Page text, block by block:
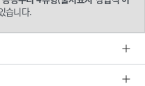
습니다.